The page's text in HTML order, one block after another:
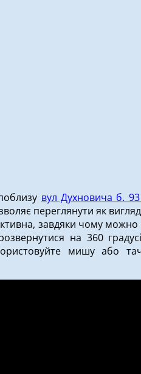
вул Духновича б.
переглянути як
завдяки чому
на 360
мишу або